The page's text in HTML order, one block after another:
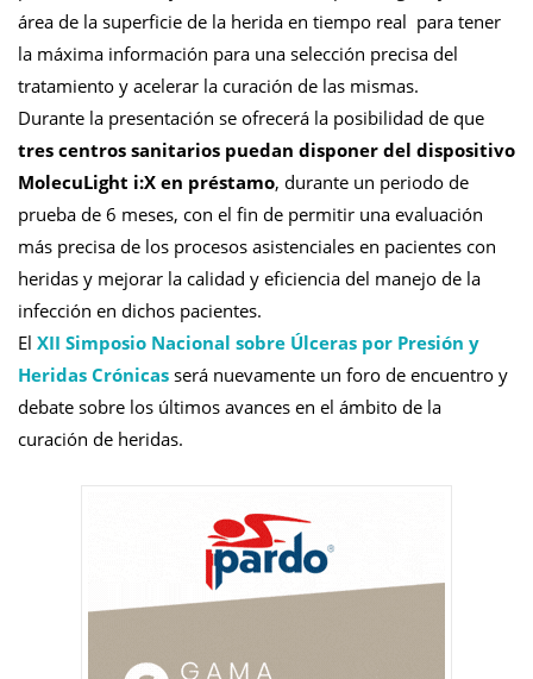
área de la superficie de la herida en tiempo real para tener
la máxima información para una selección precisa del
tratamiento y acelerar la curación de las mismas.
Durante la presentación se ofrecerá la posibilidad de que
tres centros sanitarios puedan disponer del dispositivo
MolecuLight i:X en préstamo, durante un periodo de
prueba de 6 meses, con el fin de permitir una evaluación
más precisa de los procesos asistenciales en pacientes con
heridas y mejorar la calidad y eficiencia del manejo de la
infección en dichos pacientes.
El XII Simposio Nacional sobre Úlceras por Presión y
Heridas Crónicas será nuevamente un foro de encuentro y
debate sobre los últimos avances en el ámbito de la
curación de heridas.